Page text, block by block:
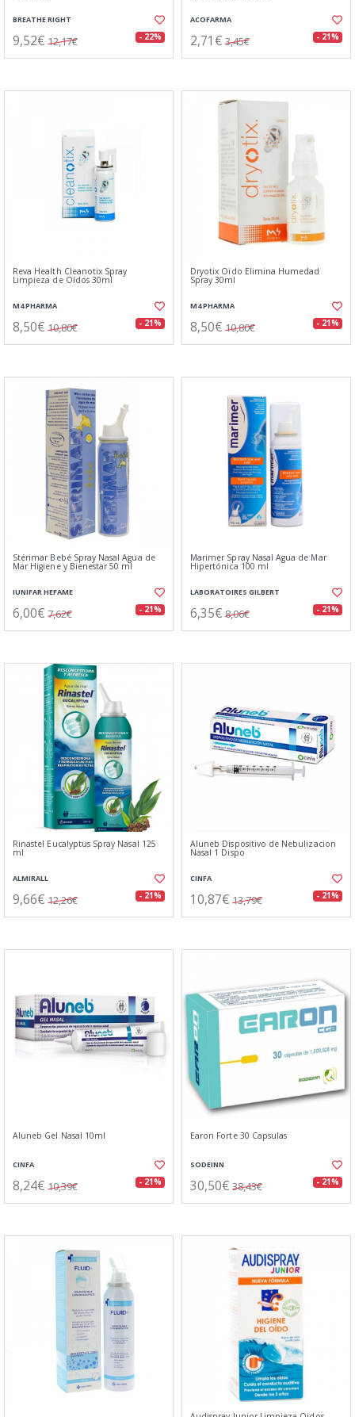
BREATHE RIGHT
9,52€ 12,17€ - 22%
ACOFARMA
2,71€ 3,45€ - 21%
Reva Health Cleanotix Spray
Limpieza de Oídos 30ml
M4 PHARMA
8,50€ 10,80€ - 21%
Dryotix Oido Elimina Humedad
Spray 30ml
M4 PHARMA
8,50€ 10,80€ - 21%
Stérimar Bebé Spray Nasal Agua de
Mar Higiene y Bienestar 50 ml
IUNIFAR HEFAME
6,00€ 7,62€ - 21%
Marimer Spray Nasal Agua de Mar
Hipertónica 100 ml
LABORATOIRES GILBERT
6,35€ 8,06€ - 21%
Rinastel Eucalyptus Spray Nasal 125
ml
ALMIRALL
9,66€ 12,26€ - 21%
Aluneb Dispositivo de Nebulizacion
Nasal 1 Dispo
CINFA
10,87€ 13,79€ - 21%
Aluneb Gel Nasal 10ml
CINFA
8,24€ 10,39€ - 21%
Earon Forte 30 Capsulas
SODEINN
30,50€ 38,43€ - 21%